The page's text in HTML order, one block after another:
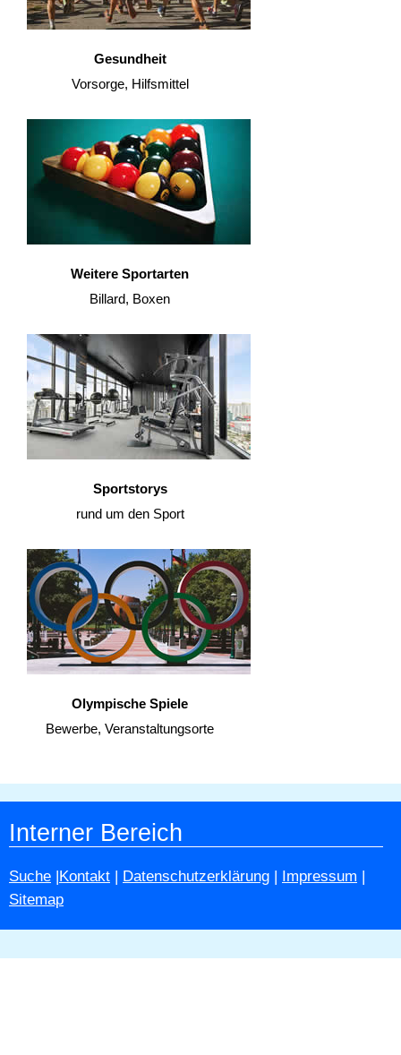
Gesundheit
Vorsorge, Hilfsmittel
Weitere Sportarten
Billard, Boxen
Sportstorys
rund um den Sport
Olympische Spiele
Bewerbe, Veranstaltungsorte
Interner Bereich
Suche |Kontakt | Datenschutzerklärung | Impressum |
Sitemap